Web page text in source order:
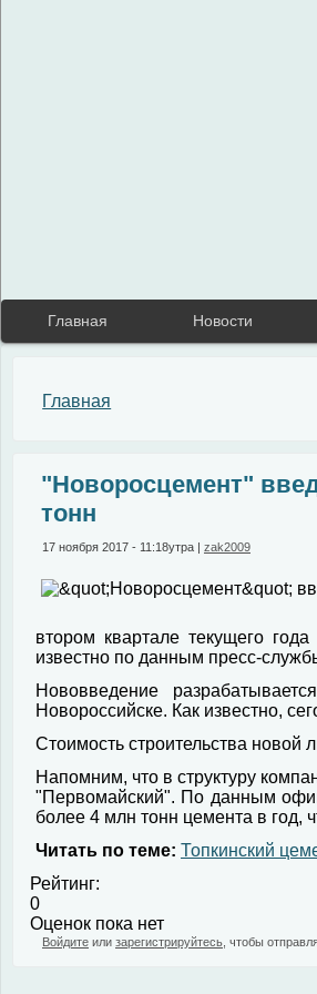
Главная Новости
Вы здесь
Главная
"Новоросцемент"
тонн
17 ноября 2017 - 11:18утра | zak2009
втором квартале текущего
известно по данным пресс-
Нововведение
Новороссийске. Как известно,
Стоимость строительства новой
Напомним, что в структуру
"Первомайский". По данным
более 4 млн тонн цемента в год,
Читать по теме: Топкинский
Рейтинг:
0
Оценок пока нет
Войдите или зарегистрируйтесь , чтобы